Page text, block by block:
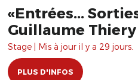
«Entrées...
Guillaume Thiery
Stage | Mis à jour il y a 29 jours.
PLUS D'INFOS